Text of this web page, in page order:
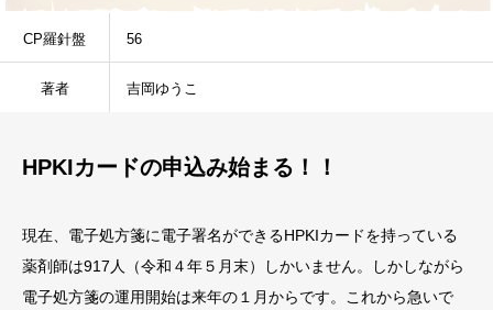
CP羅針盤 56
著者 吉岡ゆうこ
HPKIカードの申込み始まる！！
現在、電子処方箋に電子署名ができるHPKIカードを持っている
薬剤師は917人（令和４年５月末）しかいません。しかしながら
電子処方箋の運用開始は来年の１月からです。これから急いで